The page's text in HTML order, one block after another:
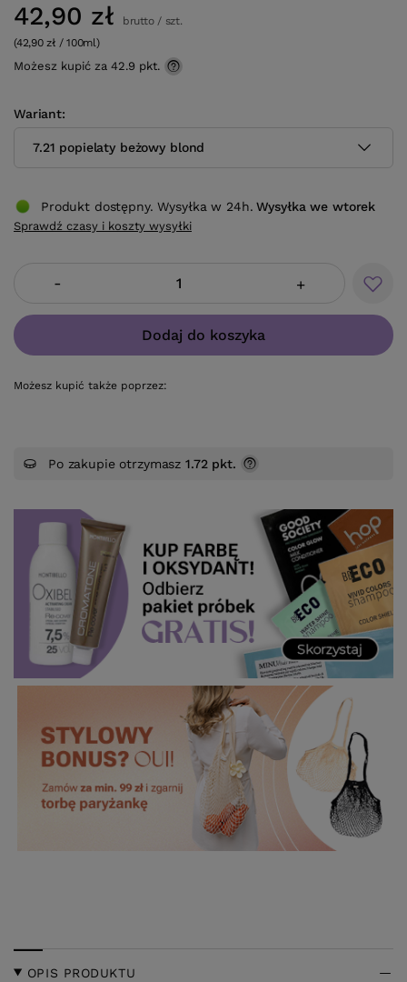
Wariant
7.21 popielaty beżowy blond
42,90 zł brutto/ szt.
(42,90 zł / 100ml)
Możesz kupić za 42.9 pkt.
- +
Dodaj do koszyka
Możesz kupić także poprzez:
Produkt dostępny. Wysyłka w 24h. Wysyłkawe wtorek
Sprawdź czasy i koszty wysyłki
Po zakupie otrzymasz1.72 pkt.
OPIS PRODUKTU